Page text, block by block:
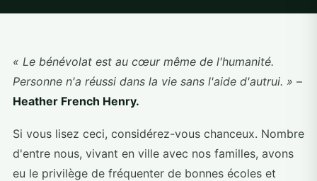
« Le bénévolat est au cœur même de l'humanité.
Personne n'a réussi dans la vie sans l'aide d'autrui. » –
Heather French Henry.
Si vous lisez ceci, considérez-vous chanceux. Nombre
d'entre nous, vivant en ville avec nos familles, avons
eu le privilège de fréquenter de bonnes écoles et